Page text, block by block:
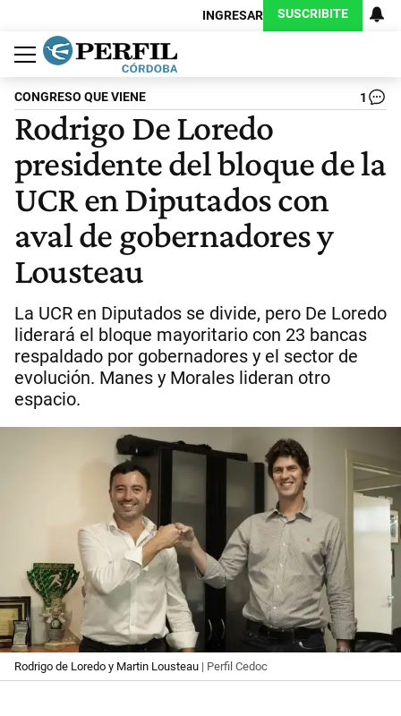
INGRESAR SUSCRIBITE
Política
Economía
Judiciales
Sociedad
Cultura
Espectáculos
Deportes
Protagonistas
CONGRESO QUE VIENE 1
Rodrigo De Loredo
presidente del bloque de la
UCR en Diputados con
aval de gobernadores y
Lousteau
La UCR en Diputados se divide, pero De Loredo
liderará el bloque mayoritario con 23 bancas
respaldado por gobernadores y el sector de
evolución. Manes y Morales lideran otro
espacio.
Rodrigo de Loredo y Martin Lousteau | Perfil Cedoc